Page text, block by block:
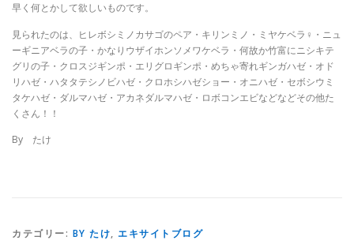
早く何とかして欲しいものです。
見られたのは、ヒレボシミノカサゴのペア・キリンミノ・ミヤケベラ♀・ニュ
ーギニアベラの子・かなりウザイホンソメワケベラ・何故か竹富にニシキテ
グリの子・クロスジギンポ・エリグロギンポ・めちゃ寄れギンガハゼ・オド
リハゼ・ハタタテシノビハゼ・クロホシハゼショー・オニハゼ・セボシウミ
タケハゼ・ダルマハゼ・アカネダルマハゼ・ロボコンエビなどなどその他た
くさん！！
By たけ
カテゴリー: BY たけ, エキサイトブログ